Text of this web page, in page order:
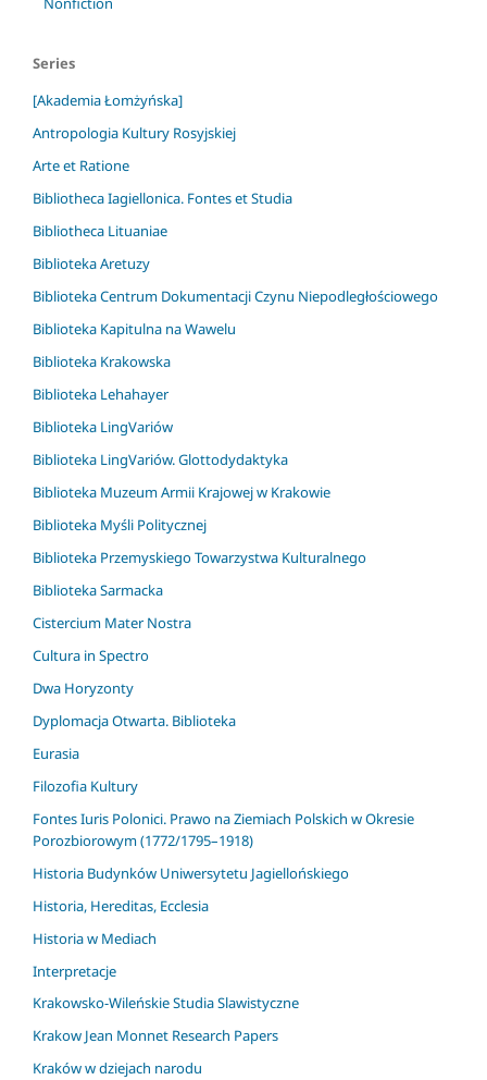
Series
[Akademia Łomżyńska]
Antropologia Kultury Rosyjskiej
Arte et Ratione
Bibliotheca Iagiellonica. Fontes et Studia
Bibliotheca Lituaniae
Biblioteka Aretuzy
Biblioteka Centrum Dokumentacji Czynu Niepodległościowego
Biblioteka Kapitulna na Wawelu
Biblioteka Krakowska
Biblioteka Lehahayer
Biblioteka LingVariów
Biblioteka LingVariów. Glottodydaktyka
Biblioteka Muzeum Armii Krajowej w Krakowie
Biblioteka Myśli Politycznej
Biblioteka Przemyskiego Towarzystwa Kulturalnego
Biblioteka Sarmacka
Cistercium Mater Nostra
Cultura in Spectro
Dwa Horyzonty
Dyplomacja Otwarta. Biblioteka
Eurasia
Filozofia Kultury
Fontes Iuris Polonici. Prawo na Ziemiach Polskich w Okresie
Porozbiorowym (1772/1795–1918)
Historia Budynków Uniwersytetu Jagiellońskiego
Historia, Hereditas, Ecclesia
Historia w Mediach
Interpretacje
Krakowsko-Wileńskie Studia Slawistyczne
Krakow Jean Monnet Research Papers
Kraków w dziejach narodu